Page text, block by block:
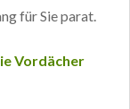
für Sie parat.
Vordächer